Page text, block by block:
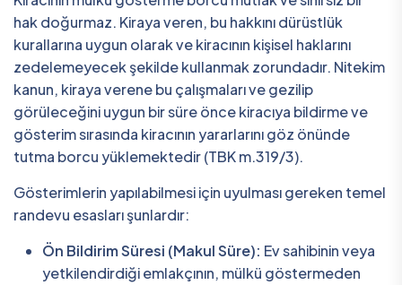
hak doğurmaz. Kiraya veren, bu hakkını dürüstlük
kurallarına uygun olarak ve kiracının kişisel haklarını
zedelemeyecek şekilde kullanmak zorundadır. Nitekim
kanun, kiraya verene bu çalışmaları ve gezilip
görüleceğini uygun bir süre önce kiracıya bildirme ve
gösterim sırasında kiracının yararlarını göz önünde
tutma borcu yüklemektedir (TBK m.319/3).
Gösterimlerin yapılabilmesi için uyulması gereken temel
randevu esasları şunlardır:
Ön Bildirim Süresi (Makul Süre): Ev sahibinin veya
yetkilendirdiği emlakçının, mülkü göstermeden